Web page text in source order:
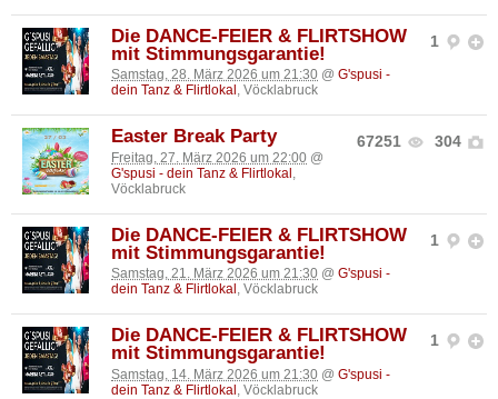
1
Die DANCE-FEIER & FLIRTSHOW
mit Stimmungsgarantie!
Samstag, 28. März 2026 um 21:30 @ G'spusi -
dein Tanz & Flirtlokal , Vöcklabruck
67251 304
Easter Break Party
Freitag, 27. März 2026 um 22:00 @
G'spusi - dein Tanz & Flirtlokal,
Vöcklabruck
1
Die DANCE-FEIER & FLIRTSHOW
mit Stimmungsgarantie!
Samstag, 21. März 2026 um 21:30 @ G'spusi -
dein Tanz & Flirtlokal , Vöcklabruck
1
Die DANCE-FEIER & FLIRTSHOW
mit Stimmungsgarantie!
Samstag, 14. März 2026 um 21:30 @ G'spusi -
dein Tanz & Flirtlokal , Vöcklabruck